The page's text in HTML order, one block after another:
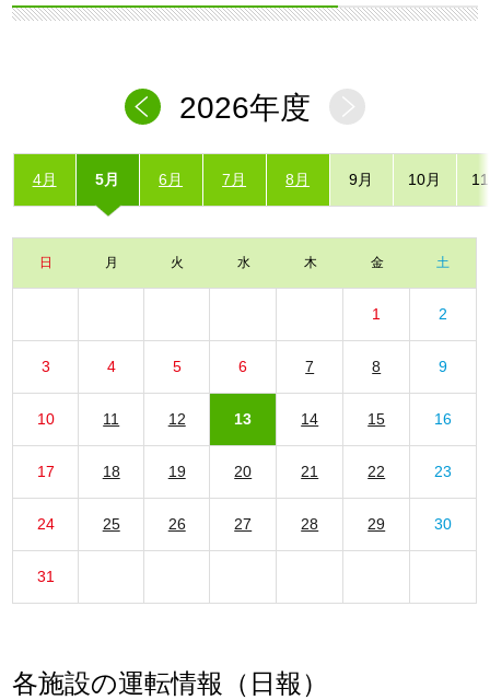
2026年度
4月 5月 6月 7月 8月 9月 10月
日 月 火 水 木 金 土
1 2
3 4 5 6 7 8 9
10 11 12 13 14 15 16
17 18 19 20 21 22 23
24 25 26 27 28 29 30
31
各施設の運転情報（日報）